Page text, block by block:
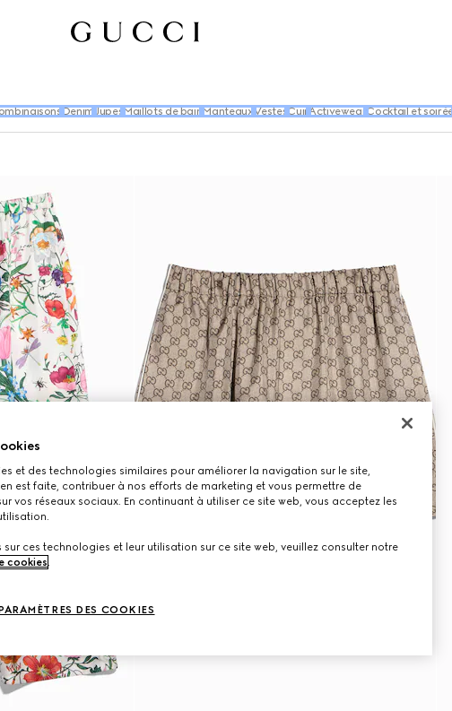
Denim Jupes Maillots de bain Manteaux Vestes Cuir Activewear Cocktail et soirée
et des technologies similaires pour améliorer la navigation sur le site,
est faite, contribuer à nos efforts de marketing et vous permettre de
vos réseaux sociaux. En continuant à utiliser ce site web, vous acceptez les
ces technologies et leur utilisation sur ce site web, veuillez consulter notre
cookies.
DES COOKIES